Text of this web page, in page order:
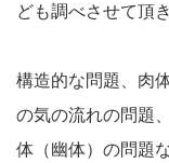
ども調べさせて頂
構造的な問題、肉
の気の流れの問題
体（幽体）の問題